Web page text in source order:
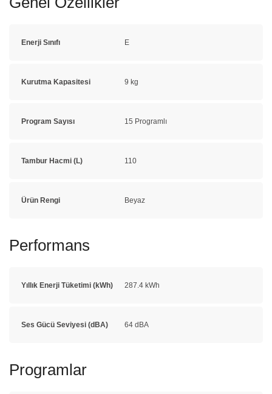
Enerji Sınıfı E
Kurutma Kapasitesi 9 kg
Program Sayısı 15 Programlı
Tambur Hacmi (L) 110
Ürün Rengi Beyaz
Performans
Yıllık Enerji Tüketimi (kWh) 287.4 kWh
Ses Gücü Seviyesi (dBA) 64 dBA
Programlar